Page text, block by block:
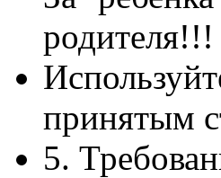
родителя!!!
принятым
5.